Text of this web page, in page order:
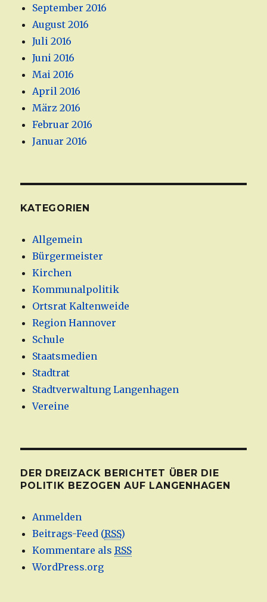
September 2016
August 2016
Juli 2016
Juni 2016
Mai 2016
April 2016
März 2016
Februar 2016
Januar 2016
KATEGORIEN
Allgemein
Bürgermeister
Kirchen
Kommunalpolitik
Ortsrat Kaltenweide
Region Hannover
Schule
Staatsmedien
Stadtrat
Stadtverwaltung Langenhagen
Vereine
DER DREIZACK BERICHTET ÜBER DIE
POLITIK BEZOGEN AUF LANGENHAGEN
Anmelden
Beitrags-Feed (RSS)
Kommentare alsRSS
WordPress.org